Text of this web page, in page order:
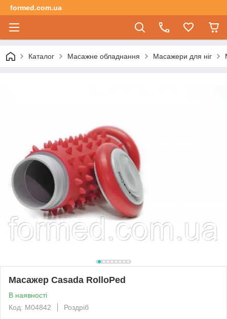
formed.com.ua
Каталог Масажне обладнання Масажери для ніг
Масажер Casada RolloPed
В наявності
Код: M04842
Роздріб